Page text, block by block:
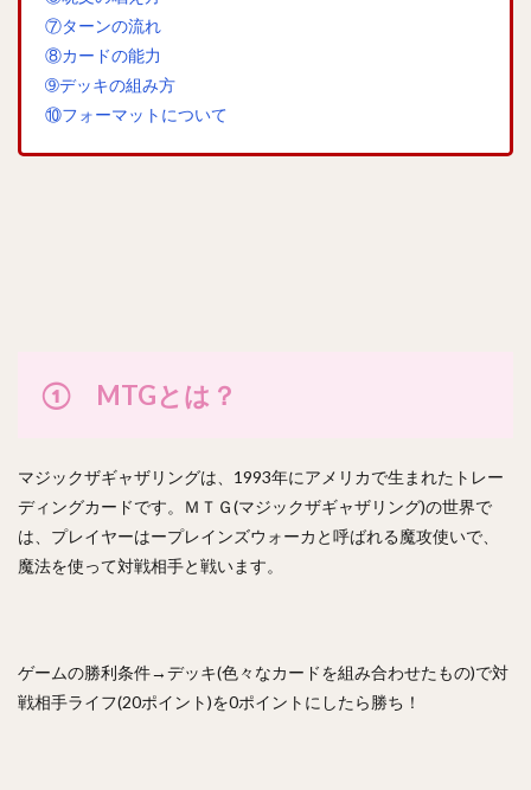
⑦ターンの流れ
⑧カードの能力
➈デッキの組み方
⑩フォーマットについて
① MTGとは？
マジックザギャザリングは、1993年にアメリカで生まれたトレー
ディングカードです。ＭＴＧ(マジックザギャザリング)の世界で
は、プレイヤーはープレインズウォーカと呼ばれる魔攻使いで、
魔法を使って対戦相手と戦います。
ゲームの勝利条件→デッキ(色々なカードを組み合わせたもの)で対
戦相手ライフ(20ポイント)を0ポイントにしたら勝ち！